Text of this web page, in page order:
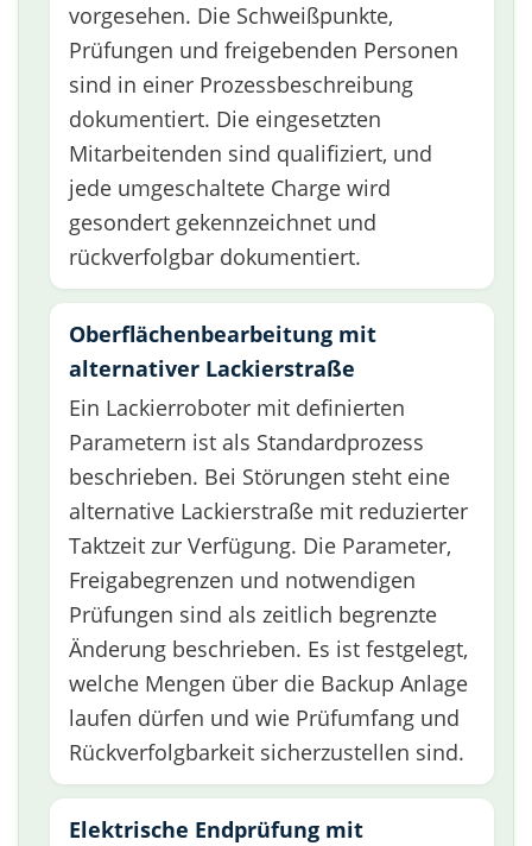
vorgesehen. Die Schweißpunkte,
Prüfungen und freigebenden Personen
sind in einer Prozessbeschreibung
dokumentiert. Die eingesetzten
Mitarbeitenden sind qualifiziert, und
jede umgeschaltete Charge wird
gesondert gekennzeichnet und
rückverfolgbar dokumentiert.
Oberflächenbearbeitung mit
alternativer Lackierstraße
Ein Lackierroboter mit definierten
Parametern ist als Standardprozess
beschrieben. Bei Störungen steht eine
alternative Lackierstraße mit reduzierter
Taktzeit zur Verfügung. Die Parameter,
Freigabegrenzen und notwendigen
Prüfungen sind als zeitlich begrenzte
Änderung beschrieben. Es ist festgelegt,
welche Mengen über die Backup Anlage
laufen dürfen und wie Prüfumfang und
Rückverfolgbarkeit sicherzustellen sind.
Elektrische Endprüfung mit